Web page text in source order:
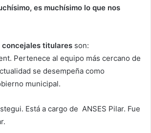
es muchísimo lo que nos
concejales titulares son:
Pertenece al equipo más cercano de
se desempeña como
municipal.
Está a cargo de ANSES Pilar. Fue